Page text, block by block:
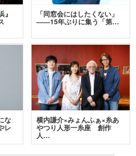
「同窓会にはしたくない」
――15年ぶりに集う「第…
な
レ
横内謙介×みょんふぁ×糸あ
やつり人形一糸座 創作
人…